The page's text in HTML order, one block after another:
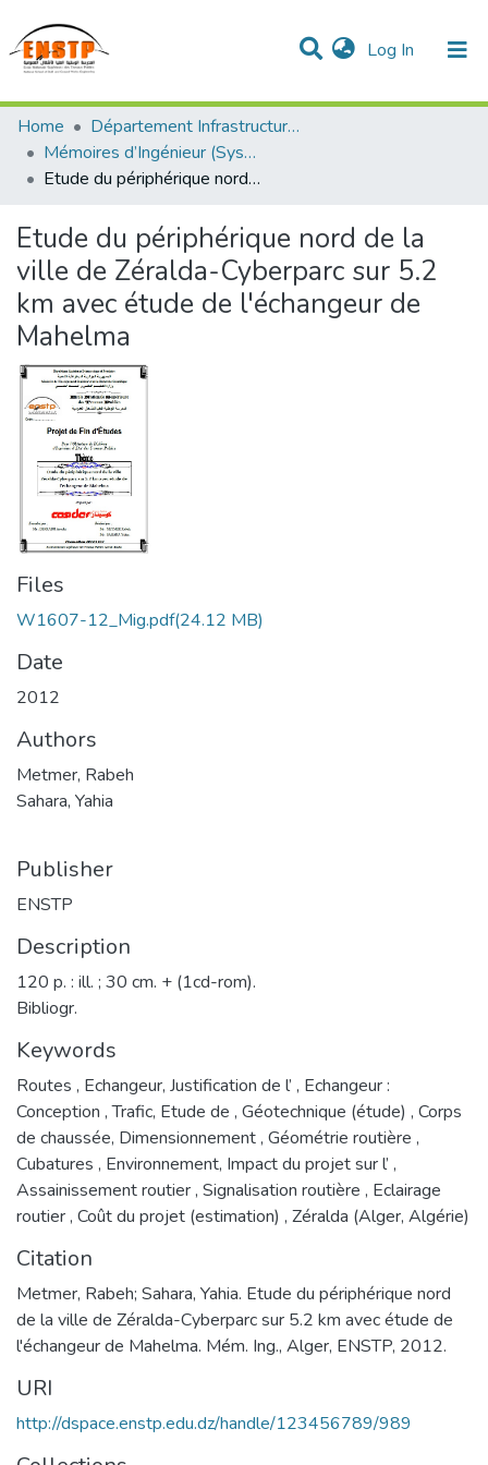
Log In (current)
DSPACE de l'École Nationale Supérieure des Travaux
Publics
Communities & Collections
Statistics
All of DSpace
Home
Département Infrastructures de Base (DIB)
Mémoires d’Ingénieur (Système classique)
Etude du périphérique nord de la ville de Zéralda-Cyberparc sur 5.2 km avec étude de l'échangeur de Mahelma
Etude du périphérique nord de la
ville de Zéralda-Cyberparc sur 5.2
km avec étude de l'échangeur de
Mahelma
Files
W1607-12_Mig.pdf(24.12 MB)
Date
2012
Authors
Metmer, Rabeh
Sahara, Yahia
Publisher
ENSTP
Description
120 p. : ill. ; 30 cm. + (1cd-rom).
Bibliogr.
Keywords
Routes , Echangeur, Justification de l’ , Echangeur :
Conception ,Trafic, Etude de , Géotechnique (étude) , Corps
de chaussée, Dimensionnement, Géométrie routière ,
Cubatures , Environnement, Impact du projet sur l’ ,
Assainissement routier, Signalisation routière , Eclairage
routier, Coût du projet (estimation) , Zéralda (Alger, Algérie)
Citation
Metmer, Rabeh; Sahara, Yahia. Etude du périphérique nord
de la ville de Zéralda-Cyberparc sur 5.2 km avec étude de
l'échangeur de Mahelma. Mém. Ing., Alger, ENSTP, 2012.
URI
http://dspace.enstp.edu.dz/handle/123456789/989